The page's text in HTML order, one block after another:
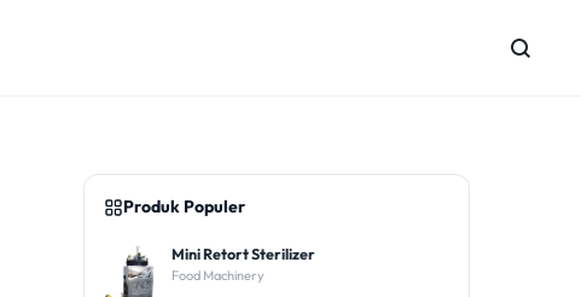
Produk Populer
Mini Retort Sterilizer
Food Machinery